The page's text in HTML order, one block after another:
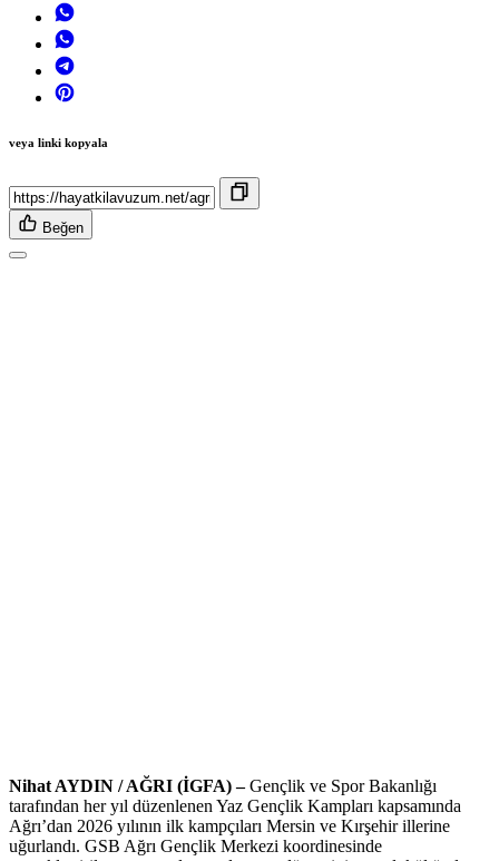
veya linki kopyala
Beğen
Nihat AYDIN / AĞRI (İGFA) –Gençlik ve Spor Bakanlığı
tarafından her yıl düzenlenen Yaz Gençlik Kampları kapsamında
Ağrı’dan 2026 yılının ilk kampçıları Mersin ve Kırşehir illerine
uğurlandı. GSB Ağrı Gençlik Merkezi koordinesinde